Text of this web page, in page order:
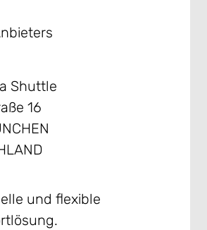
Shuttle
16
und flexible